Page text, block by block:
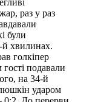
раз у раз
були
й хвилинах.
голкіпер
подавали
на 34-й
ударом